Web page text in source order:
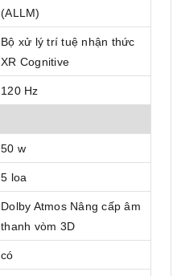
(ALLM)
Bộ xử lý trí tuệ nhận thức
XR Cognitive
120 Hz
50 w
5 loa
Dolby Atmos Nâng cấp âm
thanh vòm 3D
có